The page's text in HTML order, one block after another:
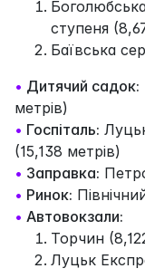
ступеня
Баївська
• Дитячий садок:
метрів)
• Госпіталь:
(15,138 метрів)
• Заправка:
• Ринок:
• Автовокзали:
Торчин
Луцьк